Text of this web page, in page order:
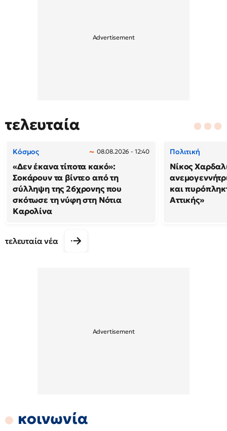
τελευταία
Κόσμος 08.08.2026 - 12:40
«Δεν έκανα τίποτα κακό»:
Σοκάρουν τα βίντεο από τη
σύλληψη της 26χρονης που
σκότωσε τη νύφη στη Νότια
Καρολίνα
Πολιτική
Νίκος
και
Αττικής»
τελευταία νέα
κοινωνία